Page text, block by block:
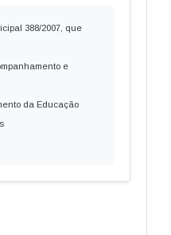
388/2007, que
e
da Educação